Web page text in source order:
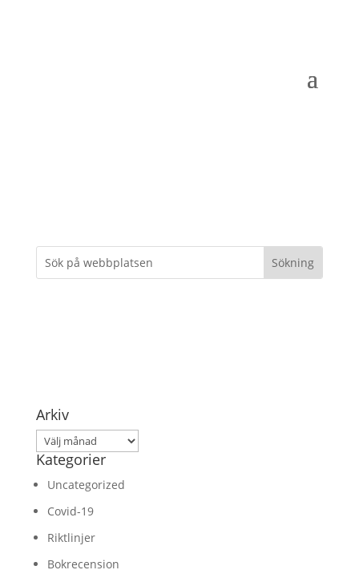
Arkiv
Arkiv
Kategorier
Uncategorized
Covid-19
Riktlinjer
Bokrecension